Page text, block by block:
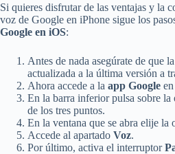
Si quieres disfrutar de las ventajas y la
voz de Google en iPhone sigue los
Google en iOS:
Antes de nada asegúrate de que
actualizada a la última versión a
Ahora accede a la app Google
En la barra inferior pulsa sobre la
de los tres puntos.
En la ventana que se abra elije la
Accede al apartado Voz.
Por último, activa el interruptor